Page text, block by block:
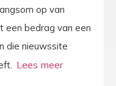
op van
een bedrag van een
die nieuwssite